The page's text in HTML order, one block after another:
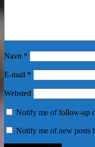
Navn *
E-mail *
Websted
Notify me of follow-up
Notify me of new posts